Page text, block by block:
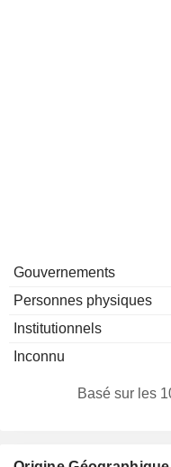
Gouvernements
Personnes physiques
Institutionnels
Inconnu
Basé sur les